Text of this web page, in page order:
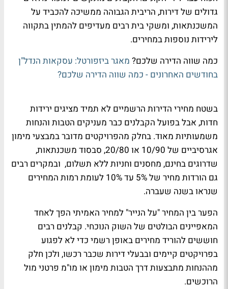
גדולים של דירות, הריבית הגבוהה ממשיכה להכביד על
המשכנתאות, ומשקי בית רבים מעדיפים להמתין בתקווה
לירידות נוספות במחירים.
כמה שווה הדירה שלכם? מאגר ביזפורטל: עסקאות הנדל"ן
בחודשים האחרונים - כמה שווה הדירה שלכם?
בשטח מחירי הדירות הרשמיים לא תמיד מציגים ירידות
חדות, אבל בפועל הקבלנים כבר מעניקים הטבות והנחות
משמעותיות מאוד. בחלק מהפרויקטים מדובר במבצעי מימון
אגרסיביים של 10/90 או 20/80, סבסוד משכנתאות,
שדרוגים בחינם, מחסנים וחניות ללא תשלום, ובמקרים רבים
גם הורדות מחיר של 5% עד 10% לעומת רמות המחירים
שנראו בשנה שעברה.
הפער בין המחיר "על הנייר" למחיר האמיתי הפך לאחד
המאפיינים הבולטים של השוק הנוכחי. קבלנים רבים
חוששים להוריד מחירים באופן רשמי כדי לא לפגוע
בפרויקטים קיימים ובבעלי דירות שכבר רכשו, ולכן חלק
מההנחות מתבצעות דרך הטבות מימון או מו"מ פרטני מול
הרוכשים.